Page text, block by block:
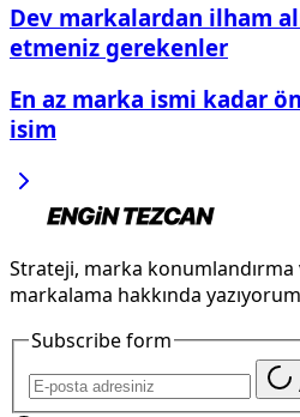
Dev markalardan ilham
etmeniz gerekenler
En az marka ismi kadar
isim
Strateji, marka
markalama hakkında
Subscribe form